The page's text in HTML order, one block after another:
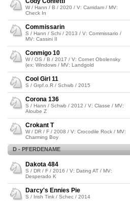
W / Hann / B / 2020 / V: Carridam / MV:
Check In
Commissarin
S / Hann / Schi / 2013 / V: Commissario /
MV: Cassini II
Conmigo 10
W / OS / B / 2017 / V: Cornet Obolensky
(ex: Windows / MV: Landgold
Cool Girl 11
S / Grpf.o.R / Schwb / 2015
Corona 136
S / Hann / Schwb / 2012 / V: Classe / MV:
Aloube Z
Crokant T
W / DR / F / 2008 / V: Crocodile Rock / MV:
Charming Boy
D - PFERDENAME
Dakota 484
S / DR / F / 2016 / V: Dating AT / MV:
Desperado K
Darcy's Ennies Pie
S / Irish Tink / Schec / 2014